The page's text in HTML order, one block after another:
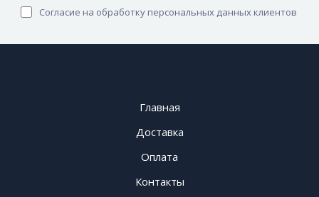
Согласие на обработку персональных данных клиентов
Главная
Доставка
Оплата
Контакты